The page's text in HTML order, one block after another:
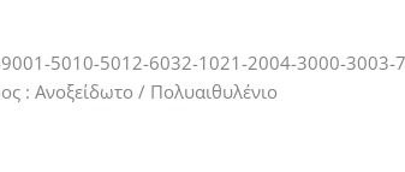
9001-5010-5012-6032-1021-2004-3000-3003-
: Ανοξείδωτο / Πολυαιθυλένιο